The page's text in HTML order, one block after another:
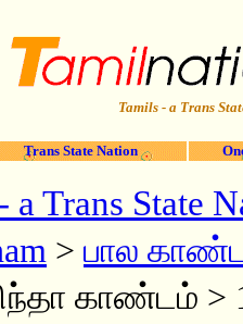
Tamils - a Trans
Trans State Nation
a Trans State
> பால
காண்டம் >